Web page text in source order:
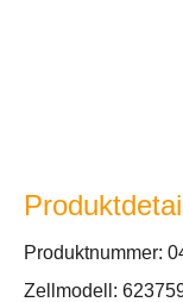
Produktnummer:
Zellmodell: